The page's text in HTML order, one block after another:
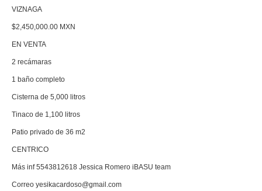
VIZNAGA
$2,450,000.00 MXN
EN VENTA
2 recámaras
1 baño completo
Cisterna de 5,000 litros
Tinaco de 1,100 litros
Patio privado de 36 m2
CENTRICO
Más inf 5543812618 Jessica Romero iBASU team
Correo yesikacardoso@gmail.com